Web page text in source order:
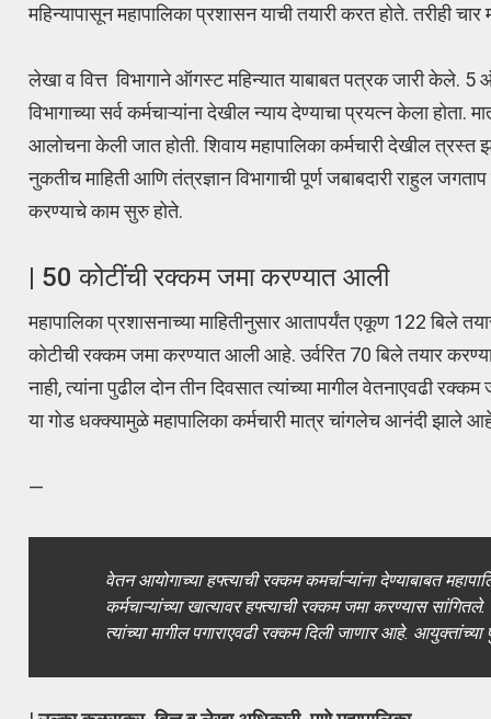
महिन्यापासून महापालिका प्रशासन याची तयारी करत होते. तरीही
लेखा व वित्त विभागाने ऑगस्ट महिन्यात याबाबत पत्रक जारी केले. 5
विभागाच्या सर्व कर्मचाऱ्यांना देखील न्याय देण्याचा प्रयत्न केला
आलोचना केली जात होती. शिवाय महापालिका कर्मचारी देखील
नुकतीच माहिती आणि तंत्रज्ञान विभागाची पूर्ण जबाबदारी राहुल
करण्याचे काम सुरु होते.
| 50 कोटींची रक्कम जमा करण्यात आली
महापालिका प्रशासनाच्या माहितीनुसार आतापर्यंत एकूण 122 बिले
कोटीची रक्कम जमा करण्यात आली आहे. उर्वरित 70 बिले तयार
नाही, त्यांना पुढील दोन तीन दिवसात त्यांच्या मागील वेतनाएवढी
या गोड धक्क्यामुळे महापालिका कर्मचारी मात्र चांगलेच आनंदी झाले
—
वेतन आयोगाच्या हफ्त्याची रक्कम कमर्चाऱ्यांना देण्याबाबत
कर्मचाऱ्यांच्या खात्यावर हफ्त्याची रक्कम जमा करण्यास
त्यांच्या मागील पगाराएवढी रक्कम दिली जाणार आहे.